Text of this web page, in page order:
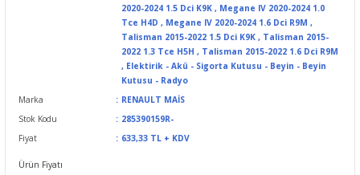
2020-2024 1.5 Dci K9K , Megane IV 2020-2024 1.0
Tce H4D , Megane IV 2020-2024 1.6 Dci R9M ,
Talisman 2015-2022 1.5 Dci K9K , Talisman 2015-
2022 1.3 Tce H5H , Talisman 2015-2022 1.6 Dci R9M
, Elektirik - Akü - Sigorta Kutusu - Beyin - Beyin
Kutusu - Radyo
Marka
RENAULT MAİS
Stok Kodu
285390159R-
Fiyat
633,33 TL + KDV
Ürün Fiyatı